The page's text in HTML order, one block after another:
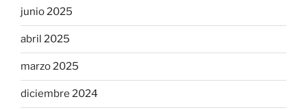
junio 2025
abril 2025
marzo 2025
diciembre 2024